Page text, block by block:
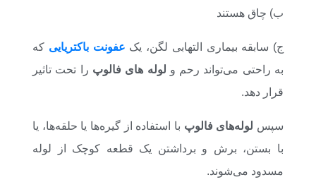
ب) چاق هستند
ج) سابقه بیماری التهابی لگن، یک عفونت باکتریایی که
به راحتی می‌تواند رحم و لوله های فالوپ را تحت تاثیر
قرار دهد.
سپس لوله‌های فالوپ با استفاده از گیره‌ها یا حلقه‌ها، یا
با بستن، برش و برداشتن یک قطعه کوچک از لوله
مسدود می‌شوند.